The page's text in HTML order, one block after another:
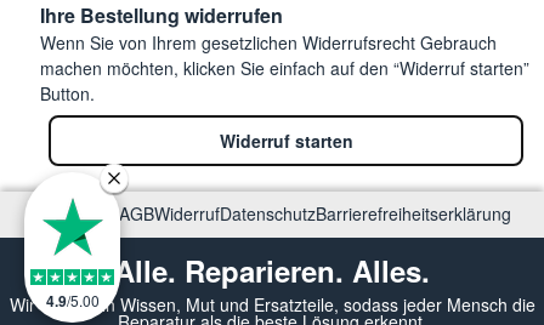
Ihre Bestellung widerrufen
Wenn Sie von Ihrem gesetzlichen Widerrufsrecht Gebrauch
machen möchten, klicken Sie einfach auf den “Widerruf starten”
Button.
Widerruf starten
ImpressumAGBWiderrufDatenschutzBarrierefreiheitserklärung
Alle. Reparieren. Alles.
Wir vermitteln Wissen, Mut und Ersatzteile, sodass jeder Mensch die
4.9/5.00